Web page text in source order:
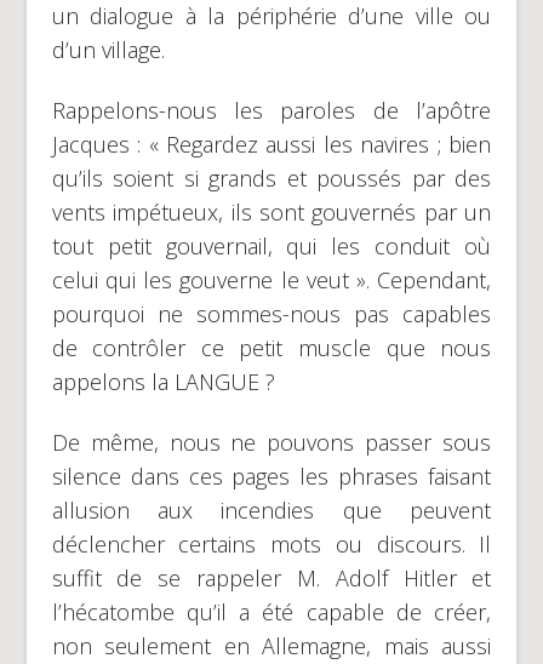
un dialogue à la périphérie d’une ville ou
d’un village.
Rappelons-nous les paroles de l’apôtre
Jacques : « Regardez aussi les navires ; bien
qu’ils soient si grands et poussés par des
vents impétueux, ils sont gouvernés par un
tout petit gouvernail, qui les conduit où
celui qui les gouverne le veut ». Cependant,
pourquoi ne sommes-nous pas capables
de contrôler ce petit muscle que nous
appelons la LANGUE ?
De même, nous ne pouvons passer sous
silence dans ces pages les phrases faisant
allusion aux incendies que peuvent
déclencher certains mots ou discours. Il
suffit de se rappeler M. Adolf Hitler et
l’hécatombe qu’il a été capable de créer,
non seulement en Allemagne, mais aussi